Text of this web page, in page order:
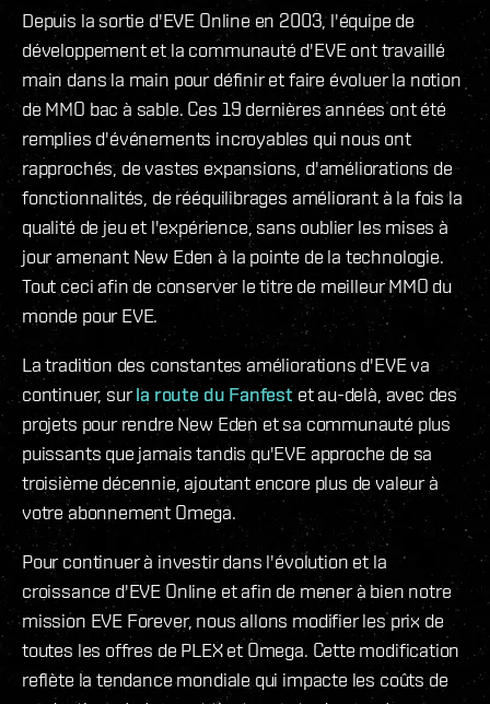
Depuis la sortie d'EVE Online en 2003, l'équipe de
développement et la communauté d'EVE ont travaillé
main dans la main pour définir et faire évoluer la notion
de MMO bac à sable. Ces 19 dernières années ont été
remplies d'événements incroyables qui nous ont
rapprochés, de vastes expansions, d'améliorations de
fonctionnalités, de rééquilibrages améliorant à la fois la
qualité de jeu et l'expérience, sans oublier les mises à
jour amenant New Eden à la pointe de la technologie.
Tout ceci afin de conserver le titre de meilleur MMO du
monde pour EVE.
La tradition des constantes améliorations d'EVE va
continuer, surla route du Fanfestet au-delà, avec des
projets pour rendre New Eden et sa communauté plus
puissants que jamais tandis qu'EVE approche de sa
troisième décennie, ajoutant encore plus de valeur à
votre abonnement Omega.
Pour continuer à investir dans l'évolution et la
croissance d'EVE Online et afin de mener à bien notre
mission EVE Forever, nous allons modifier les prix de
toutes les offres de PLEX et Omega. Cette modification
reflète la tendance mondiale qui impacte les coûts de